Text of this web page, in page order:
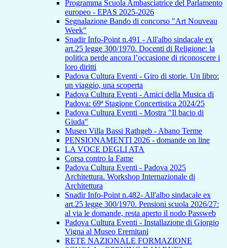
Programma Scuola Ambasciatrice del Parlamento
europeo - EPAS 2025-2026
Segnalazione Bando di concorso "Art Nouveau
Week"
Snadir Info-Point n.491 - All'albo sindacale ex
art.25 legge 300/1970. Docenti di Religione: la
politica perde ancora l’occasione di riconoscere i
loro diritti
Padova Cultura Eventi - Giro di storie. Un libro:
un viaggio, una scoperta
Padova Cultura Eventi - Amici della Musica di
Padova: 69ª Stagione Concertistica 2024/25
Padova Cultura Eventi - Mostra "Il bacio di
Giuda"
Museo Villa Bassi Rathgeb - Abano Terme
PENSIONAMENTI 2026 - domande on line
LA VOCE DEGLI ATA
Corsa contro la Fame
Padova Cultura Eventi - Padova 2025
Architettura. Workshop Internazionale di
Architettura
Snadir Info-Point n.482- All'albo sindacale ex
art.25 legge 300/1970. Pensioni scuola 2026/27:
al via le domande, resta aperto il nodo Passweb
Padova Cultura Eventi - Installazione di Giorgio
Vigna al Museo Eremitani
RETE NAZIONALE FORMAZIONE